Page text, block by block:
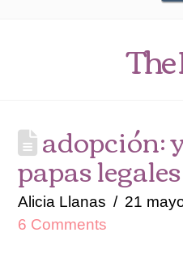
adopción:
papas
Alicia Llanas 21
6 Comments